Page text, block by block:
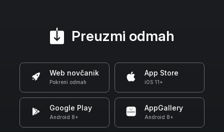
Preuzmi odmah
Web novčanik
Pokreni odmah
App Store
iOS 11+
Google Play
Android 8+
AppGallery
Android 8+